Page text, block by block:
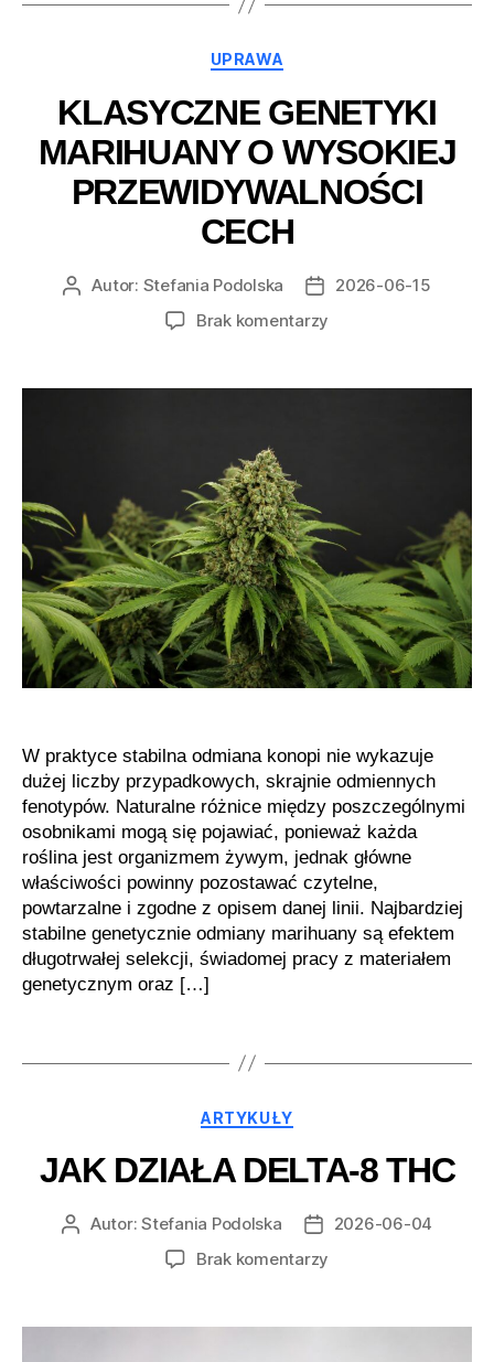
Kategorie
UPRAWA
KLASYCZNE GENETYKI
MARIHUANY O WYSOKIEJ
PRZEWIDYWALNOŚCI
CECH
AutorAutor: Stefania Podolska
Data2026-06-15
Brak komentarzy
marihuany
W praktyce stabilna odmiana konopi nie wykazuje
dużej liczby przypadkowych, skrajnie odmiennych
fenotypów. Naturalne różnice między poszczególnymi
osobnikami mogą się pojawiać, ponieważ każda
roślina jest organizmem żywym, jednak główne
właściwości powinny pozostawać czytelne,
powtarzalne i zgodne z opisem danej linii. Najbardziej
stabilne genetycznie odmiany marihuany są efektem
długotrwałej selekcji, świadomej pracy z materiałem
genetycznym oraz […]
Kategorie
ARTYKUŁY
JAK DZIAŁA DELTA-8 THC
AutorAutor:Stefania Podolska
Data2026-06-04
Brak komentarzy
Delta-